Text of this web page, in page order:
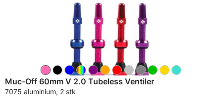
Muc-Off 60mm V 2.0 Tubeless Ventiler
7075 aluminium, 2 stk